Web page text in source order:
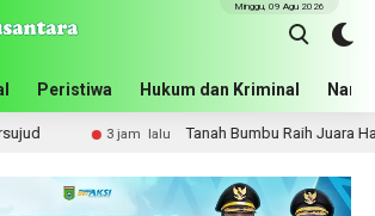
Peristiwa Hukum dan Kriminal
Minggu, 09 Agu 2026
lalu Tanah Bumbu Raih Juara Harapan 2 Lomba